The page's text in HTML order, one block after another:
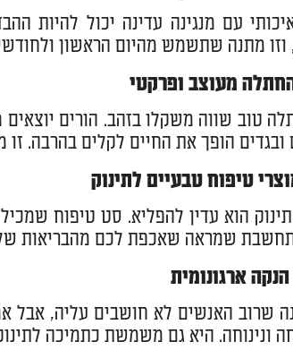
עם מנגינה עדינה יכול להיות
וזו מתנה שתשמש מהיום הראשון
טוב שווה משקלו בזהב. הורים
ובגדים הופך את החיים לקלים בהרבה.
הוא עדין להפליא. סט טיפוח
שמראה שאכפת לכם מהבריאות
שרוב האנשים לא חושבים עליה, אבל
ונינוחה. היא גם משמשת כתמיכה